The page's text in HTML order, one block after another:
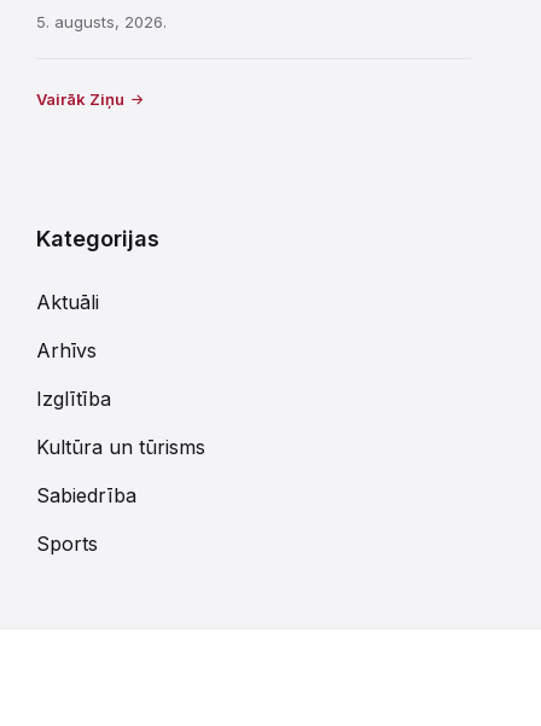
5. augusts, 2026.
Vairāk Ziņu
Kategorijas
Aktuāli
Arhīvs
Izglītība
Kultūra un tūrisms
Sabiedrība
Sports